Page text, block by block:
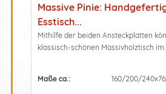
Massive Pinie:
Esstisch...
Mithilfe der beiden Ansteckplatten
klassisch-schönen Massivholztisch
Maße ca.: 160/200/